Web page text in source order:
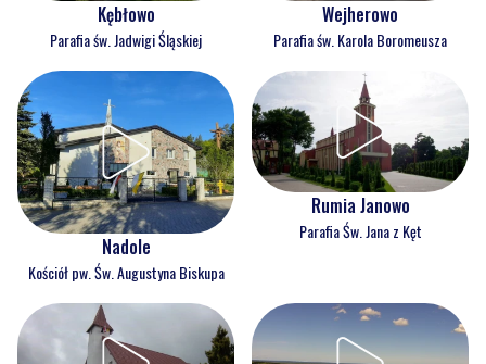
Kębłowo
Parafia św. Jadwigi Śląskiej
Wejherowo
Parafia św. Karola Boromeusza
Nadole
Kościół pw. Św. Augustyna Biskupa
Rumia Janowo
Parafia Św. Jana z Kęt